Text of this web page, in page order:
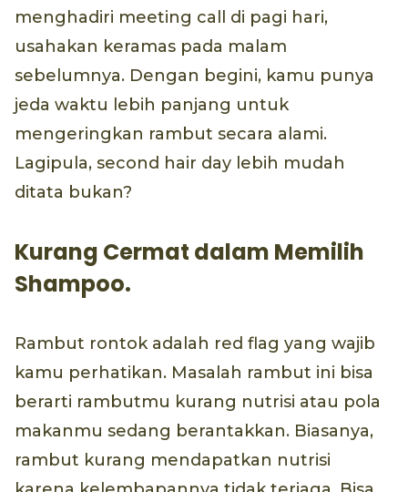
menghadiri meeting call di pagi hari,
usahakan keramas pada malam
sebelumnya. Dengan begini, kamu punya
jeda waktu lebih panjang untuk
mengeringkan rambut secara alami.
Lagipula, second hair day lebih mudah
ditata bukan?
Kurang Cermat dalam Memilih
Shampoo.
Rambut rontok adalah red flag yang wajib
kamu perhatikan. Masalah rambut ini bisa
berarti rambutmu kurang nutrisi atau pola
makanmu sedang berantakkan. Biasanya,
rambut kurang mendapatkan nutrisi